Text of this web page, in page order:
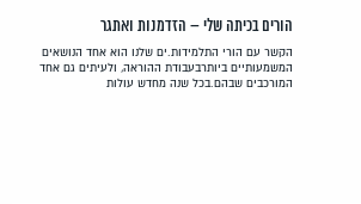
הורים בכיתה שלי – הזדמנות ואתגר
הקשר עם הורי התלמידות.ים שלנו הוא אחד הנושאים
המשמעותיים ביותרבעבודת ההוראה, ולעיתים גם אחד
המורכבים שבהם.בכל שנה מחדש עולות